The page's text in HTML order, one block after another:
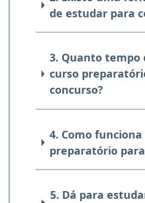
de estudar para
3. Quanto tempo
curso
concurso?
4. Como
preparatório
5. Dá para